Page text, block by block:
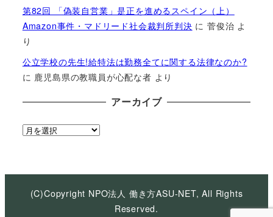
第82回 「偽装自営業」是正を進めるスペイン（上）
Amazon事件・マドリード社会裁判所判決 に菅俊治 よ
り
公立学校の先生!給特法は勤務全てに関する法律なのか?
に 鹿児島県の教職員が心配な者 より
アーカイブ
ア
イ
(C)Copyright NPO法人 働き方ASU-NET, All Rights
Reserved.